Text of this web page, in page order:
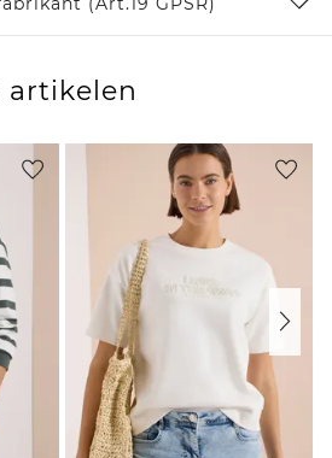
artikelen